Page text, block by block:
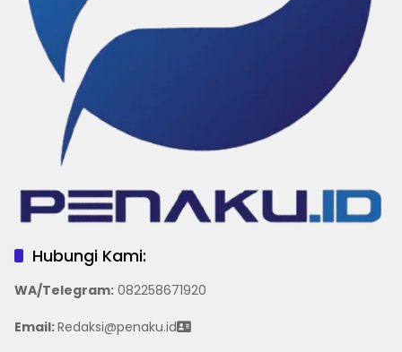
Hubungi Kami:
WA/Telegram: 082258671920
Email:Redaksi@penaku.id